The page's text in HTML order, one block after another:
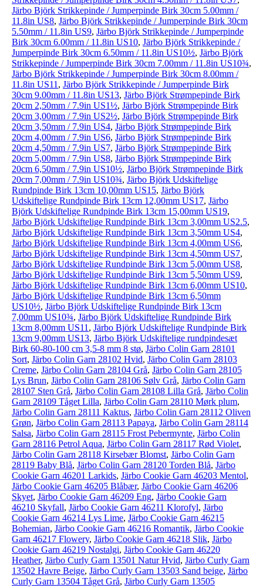
Järbo Björk Strikkepinde / Jumperpinde Birk 30cm 5.00mm /
11.8in US8, Järbo Björk Strikkepinde / Jumperpinde Birk 30cm
5.50mm / 11.8in US9, Järbo Björk Strikkepinde / Jumperpinde
Birk 30cm 6.00mm / 11.8in US10, Järbo Björk Strikkepinde /
Jumperpinde Birk 30cm 6.50mm / 11.8in US10½, Järbo Björk
Strikkepinde / Jumperpinde Birk 30cm 7.00mm / 11.8in US10¾,
Järbo Björk Strikkepinde / Jumperpinde Birk 30cm 8.00mm /
11.8in US11 , Järbo Björk Strikkepinde / Jumperpinde Birk
30cm 9.00mm / 11.8in US13, Järbo Björk Strømpepinde Birk
20cm 2,50mm / 7.9in US1½, Järbo Björk Strømpepinde Birk
20cm 3,00mm / 7.9in US2½, Järbo Björk Strømpepinde Birk
20cm 3,50mm / 7.9in US4, Järbo Björk Strømpepinde Birk
20cm 4,00mm / 7.9in US6, Järbo Björk Strømpepinde Birk
20cm 4,50mm / 7.9in US7, Järbo Björk Strømpepinde Birk
20cm 5,00mm / 7.9in US8, Järbo Björk Strømpepinde Birk
20cm 6,50mm / 7.9in US10½, Järbo Björk Strømpepinde Birk
20cm 7,00mm / 7.9in US10¾, Järbo Björk Udskiftelige
Rundpinde Birk 13cm 10,00mm US15, Järbo Björk
Udskiftelige Rundpinde Birk 13cm 12,00mm US17, Järbo
Björk Udskiftelige Rundpinde Birk 13cm 15,00mm US19,
Järbo Björk Udskiftelige Rundpinde Birk 13cm 3,00mm US2.5,
Järbo Björk Udskiftelige Rundpinde Birk 13cm 3,50mm US4,
Järbo Björk Udskiftelige Rundpinde Birk 13cm 4,00mm US6,
Järbo Björk Udskiftelige Rundpinde Birk 13cm 4,50mm US7,
Järbo Björk Udskiftelige Rundpinde Birk 13cm 5,00mm US8,
Järbo Björk Udskiftelige Rundpinde Birk 13cm 5,50mm US9,
Järbo Björk Udskiftelige Rundpinde Birk 13cm 6,00mm US10,
Järbo Björk Udskiftelige Rundpinde Birk 13cm 6,50mm
US10½, Järbo Björk Udskiftelige Rundpinde Birk 13cm
7,00mm US10¾, Järbo Björk Udskiftelige Rundpinde Birk
13cm 8,00mm US11 , Järbo Björk Udskiftelige Rundpinde Birk
13cm 9,00mm US13, Järbo Björk Udskiftelige rundpindesæt
Birk 60-80-100 cm 3,5-8 mm 8 stø, Järbo Colin Garn 28101
Sort, Järbo Colin Garn 28102 Hvid, Järbo Colin Garn 28103
Creme, Järbo Colin Garn 28104 Grå, Järbo Colin Garn 28105
Lys Brun, Järbo Colin Garn 28106 Sølv Grå, Järbo Colin Garn
28107 Sten Grå, Järbo Colin Garn 28108 Lilla Grå, Järbo Colin
Garn 28109 Tåget Lilla, Järbo Colin Garn 28110 Mørk plum,
Järbo Colin Garn 28111 Kaktus, Järbo Colin Garn 28112 Oliven
Grøn, Järbo Colin Garn 28113 Papaya, Järbo Colin Garn 28114
Salsa, Järbo Colin Garn 28115 Frost Pebermynte, Järbo Colin
Garn 28116 Petrol Aqua, Järbo Colin Garn 28117 Rød Violet,
Järbo Colin Garn 28118 Kirsebær Blomst, Järbo Colin Garn
28119 Baby Blå, Järbo Colin Garn 28120 Torden Blå, Järbo
Cookie Garn 46201 Larkids, Järbo Cookie Garn 46203 Mentol,
Järbo Cookie Garn 46205 Blåbær, Järbo Cookie Garn 46206
Skyet, Järbo Cookie Garn 46209 Eng, Järbo Cookie Garn
46210 Skyfall, Järbo Cookie Garn 46211 Klorofyl, Järbo
Cookie Garn 46214 Lys Lime, Järbo Cookie Garn 46215
Bohemian, Järbo Cookie Garn 46216 Romantik, Järbo Cookie
Garn 46217 Flowery, Järbo Cookie Garn 46218 Slik, Järbo
Cookie Garn 46219 Nostalgi, Järbo Cookie Garn 46220
Heather, Järbo Curly Garn 13501 Natur Hvid, Järbo Curly Garn
13502 Havre Beige, Järbo Curly Garn 13503 Sand beige, Järbo
Curly Garn 13504 Tåget Grå, Järbo Curly Garn 13505